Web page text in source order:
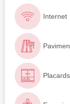
Internet
Placards